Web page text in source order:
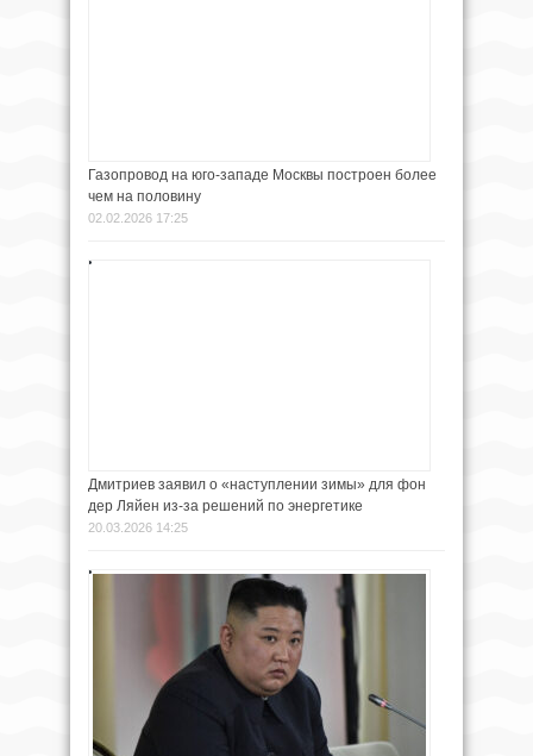
Газопровод на юго-западе Москвы построен более
чем на половину
02.02.2026 17:25
Дмитриев заявил о «наступлении зимы» для фон
дер Ляйен из-за решений по энергетике
20.03.2026 14:25